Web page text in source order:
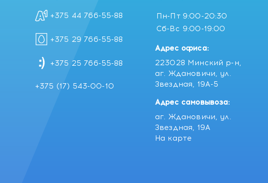
+375 44 766-55-88
+375 29 766-55-88
+375 25 766-55-88
+375 (17) 543-00-10
Пн-Пт 9:00-20:30
Сб-Вс 9:00-19:00
Адрес офиса:
223028 Минский р-н,
аг. Ждановичи, ул.
Звездная, 19А-5
Адрес самовывоза:
аг. Ждановичи, ул.
Звездная, 19А
На карте